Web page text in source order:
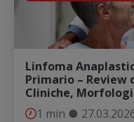
Linfoma
Primario –
Cliniche,
1 min ●